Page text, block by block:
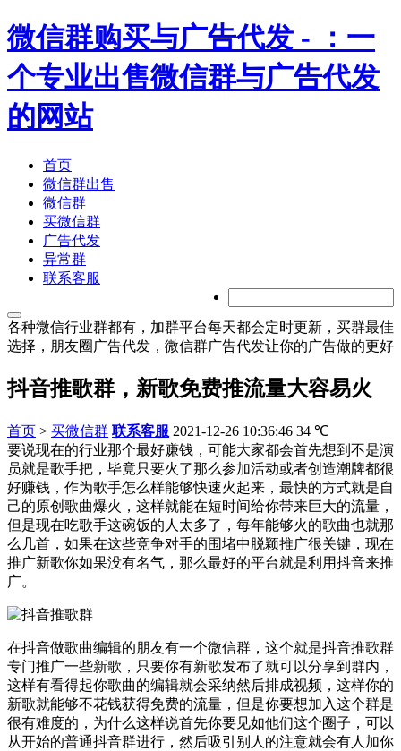
微信群购买与广告代发 - ：一
个专业出售微信群与广告代发
的网站
首页
微信群出售
微信群
买微信群
广告代发
异常群
联系客服
各种微信行业群都有，加群平台每天都会定时更新，买群最佳
选择，朋友圈广告代发，微信群广告代发让你的广告做的更好
抖音推歌群，新歌免费推流量大容易火
首页 > 买微信群 联系客服 2021-12-26 10:36:46 34 ℃
要说现在的行业那个最好赚钱，可能大家都会首先想到不是演
员就是歌手把，毕竟只要火了那么参加活动或者创造潮牌都很
好赚钱，作为歌手怎么样能够快速火起来，最快的方式就是自
己的原创歌曲爆火，这样就能在短时间给你带来巨大的流量，
但是现在吃歌手这碗饭的人太多了，每年能够火的歌曲也就那
么几首，如果在这些竞争对手的围堵中脱颖推广很关键，现在
推广新歌你如果没有名气，那么最好的平台就是利用抖音来推
广。
在抖音做歌曲编辑的朋友有一个微信群，这个就是抖音推歌群
专门推广一些新歌，只要你有新歌发布了就可以分享到群内，
这样有看得起你歌曲的编辑就会采纳然后排成视频，这样你的
新歌就能够不花钱获得免费的流量，但是你要想加入这个群是
很有难度的，为什么这样说首先你要见如他们这个圈子，可以
从开始的普通抖音群进行，然后吸引别人的注意就会有人加你